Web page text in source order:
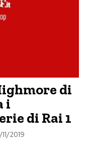
di
i
di Rai 1
11/2019